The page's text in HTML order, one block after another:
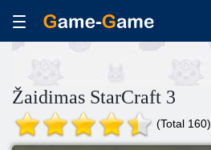
Žaidimas StarCraft 3
(Total 160)